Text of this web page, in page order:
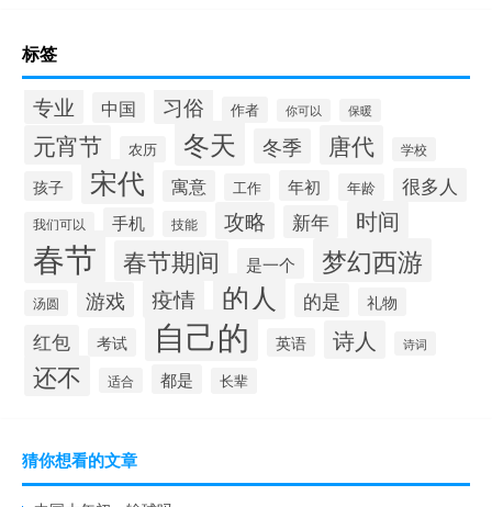
标签
专业 中国 习俗 作者 你可以 保暖
元宵节 农历 冬天 冬季 唐代 学校
孩子 宋代 寓意 工作 年初 年龄 很多人
我们可以 手机 技能 攻略 新年 时间
春节 春节期间 是一个 梦幻西游
汤圆 游戏 疫情 的人 的是 礼物
红包 考试 自己的 英语 诗人 诗词
还不 适合 都是 长辈
猜你想看的文章